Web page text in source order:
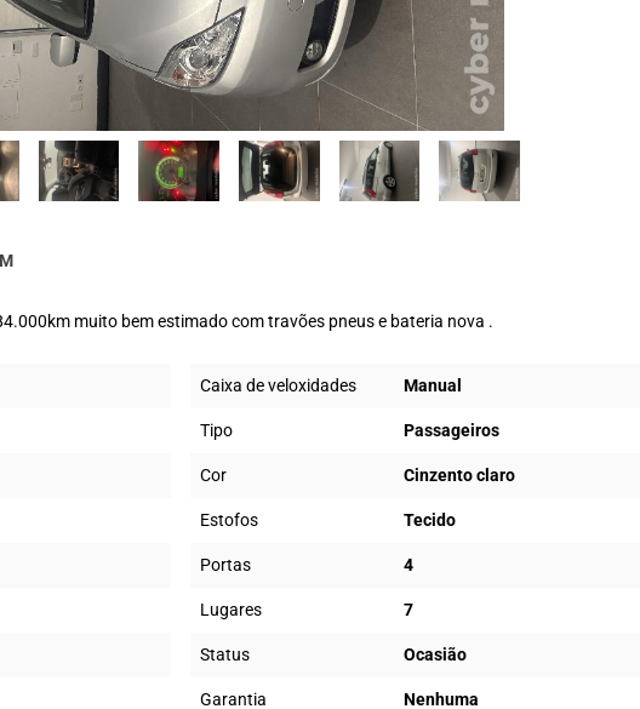
muito bem estimado com travões pneus e bateria nova .
Caixa de veloxidades Manual
Tipo Passageiros
Cor Cinzento claro
Estofos Tecido
Portas 4
Lugares 7
Status Ocasião
Garantia Nenhuma